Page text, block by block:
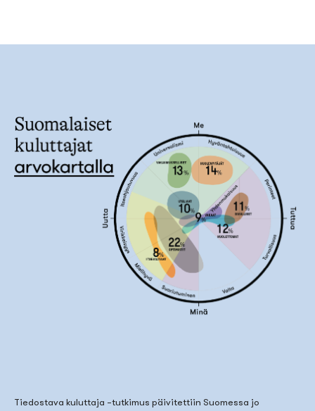
Tiedostava kuluttaja –tutkimus päivitettiin Suomessa jo